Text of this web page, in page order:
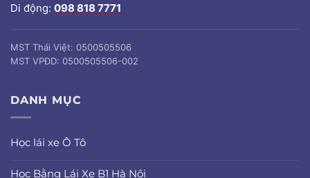
Di động: 098 818 7771
MST Thái Việt: 0500505506
MST VPĐD: 0500505506-002
DANH MỤC
Học lái xe Ô Tô
Học Bằng Lái Xe B1 Hà Nội